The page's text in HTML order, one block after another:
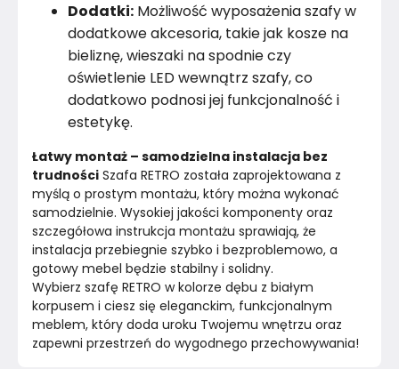
Dodatki: Możliwość wyposażenia szafy w
dodatkowe akcesoria, takie jak kosze na
bieliznę, wieszaki na spodnie czy
oświetlenie LED wewnątrz szafy, co
dodatkowo podnosi jej funkcjonalność i
estetykę.
Łatwy montaż – samodzielna instalacja bez
trudności Szafa RETRO została zaprojektowana z
myślą o prostym montażu, który można wykonać
samodzielnie. Wysokiej jakości komponenty oraz
szczegółowa instrukcja montażu sprawiają, że
instalacja przebiegnie szybko i bezproblemowo, a
gotowy mebel będzie stabilny i solidny.
Wybierz szafę RETRO w kolorze dębu z białym
korpusem i ciesz się eleganckim, funkcjonalnym
meblem, który doda uroku Twojemu wnętrzu oraz
zapewni przestrzeń do wygodnego przechowywania!